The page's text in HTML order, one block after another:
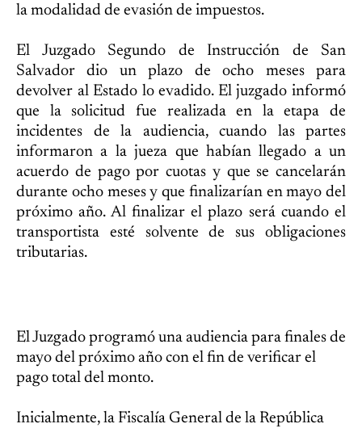
la modalidad de evasión de impuestos.
El Juzgado Segundo de Instrucción de San
Salvador dio un plazo de ocho meses para
devolver al Estado lo evadido. El juzgado informó
que la solicitud fue realizada en la etapa de
incidentes de la audiencia, cuando las partes
informaron a la jueza que habían llegado a un
acuerdo de pago por cuotas y que se cancelarán
durante ocho meses y que finalizarían en mayo del
próximo año. Al finalizar el plazo será cuando el
transportista esté solvente de sus obligaciones
tributarias.
El Juzgado programó una audiencia para finales de
mayo del próximo año con el fin de verificar el
pago total del monto.
Inicialmente, la Fiscalía General de la República